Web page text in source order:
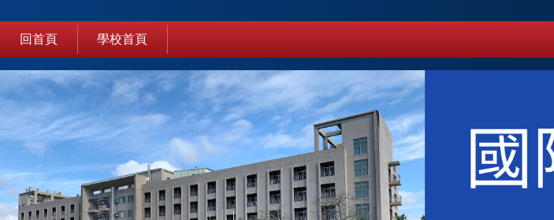
要
內
容
回首頁 學校首頁